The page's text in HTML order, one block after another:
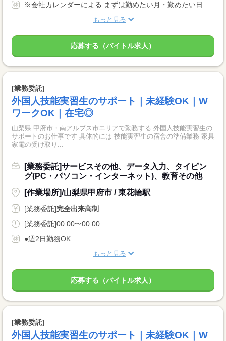
もっと見る
応募する（バイトル求人）
[業務委託]
外国人技能実習生のサポート｜未経験OK｜W
ワークOK｜在宅◎
山梨県 甲府市・南アルプス市エリアで勤務する 外国人技能実習生の
サポートのお仕事です 具体的には 技能実習生の宿舎の準備業務 家具
家電の受け取り...
[業務委託]サービスその他、データ入力、タイピン
グ(PC・パソコン・インターネット)、教育その他
[作業場所]/山梨県甲府市 / 東花輪駅
[業務委託]完全出来高制
[業務委託]00:00〜00:00
●週2日勤務OK
もっと見る
応募する（バイトル求人）
[業務委託]
外国人技能実習生のサポート｜未経験OK｜W